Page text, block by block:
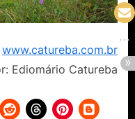
www.catureba.com.br
Ediomário Catureba